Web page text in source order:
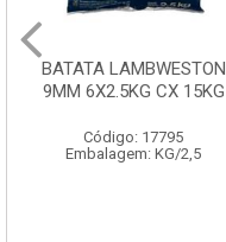
BATATA LAMBWESTON
9MM 6X2.5KG CX 15KG
Código: 17795
Embalagem: KG/2,5